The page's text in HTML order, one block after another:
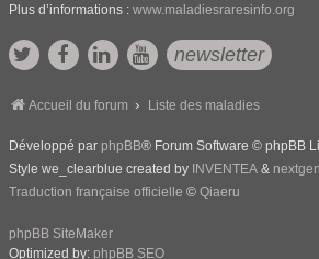
Plus d’informations : www.maladiesraresinfo.org
newsletter
Accueil du forum Liste des maladies
Développé par phpBB® Forum Software © phpBB
Style we_clearblue created by INVENTEA & nextgen
Traduction française officielle © Qiaeru
phpBB SiteMaker
Optimized by: phpBB SEO